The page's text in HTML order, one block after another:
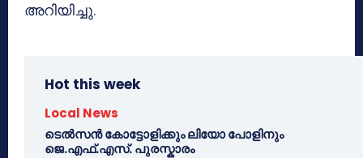
അറിയിച്ചു.
Hot this week
Local News
ടെൽസൻ കോട്ടോളിക്കും ലിയോ പോളിനും
ജെ.എഫ്.എസ്. പുരസ്കാരം